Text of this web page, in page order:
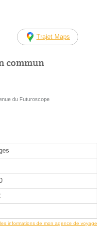
Trajet Maps
commun
du Futuroscope
informations de mon agence de voyage